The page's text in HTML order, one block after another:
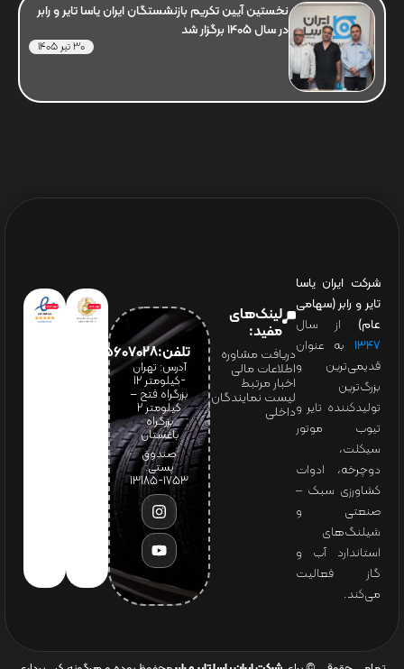
نخستین آیین تکریم بازنشستگان ایران یاسا تایر و رابر
در سال 1405 برگزار شد
30 تیر 1405
شرکت ایران یاسا
تایر و رابر (سهامی
عام) از سال
۱۳۴۷ به عنوان
قدیمی‌ترین و
بزرگ‌ترین
تولیدکننده تایر و
تیوب موتور
سیکلت،
دوچرخه، ادوات
کشاورزی سبک –
صنعتی و
شیلنگ‌های
استاندارد آب و
گاز فعالیت
می‌کند.
لینک‌های
مفید:
دریافت مشاوره
اطلاعات مالی
اخبار مرتبط
لیست نمایندگان
داخلی
تلفن:65607028(021)
آدرس: تهران
-کیلومتر 12
بزرگراه فتح –
کیلومتر ۲
بزرگراه
باغستان
صندوق
پستی:
1753-13185